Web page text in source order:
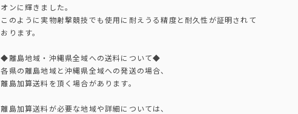
オンに輝きました。
このように実物射撃競技でも使用に耐えうる精度と耐久性が証明されて
おります。
◆離島地域・沖縄県全域への送料について◆
各県の離島地域と沖縄県全域への発送の場合、
離島加算送料を頂く場合があります。
離島加算送料が必要な地域や詳細については、